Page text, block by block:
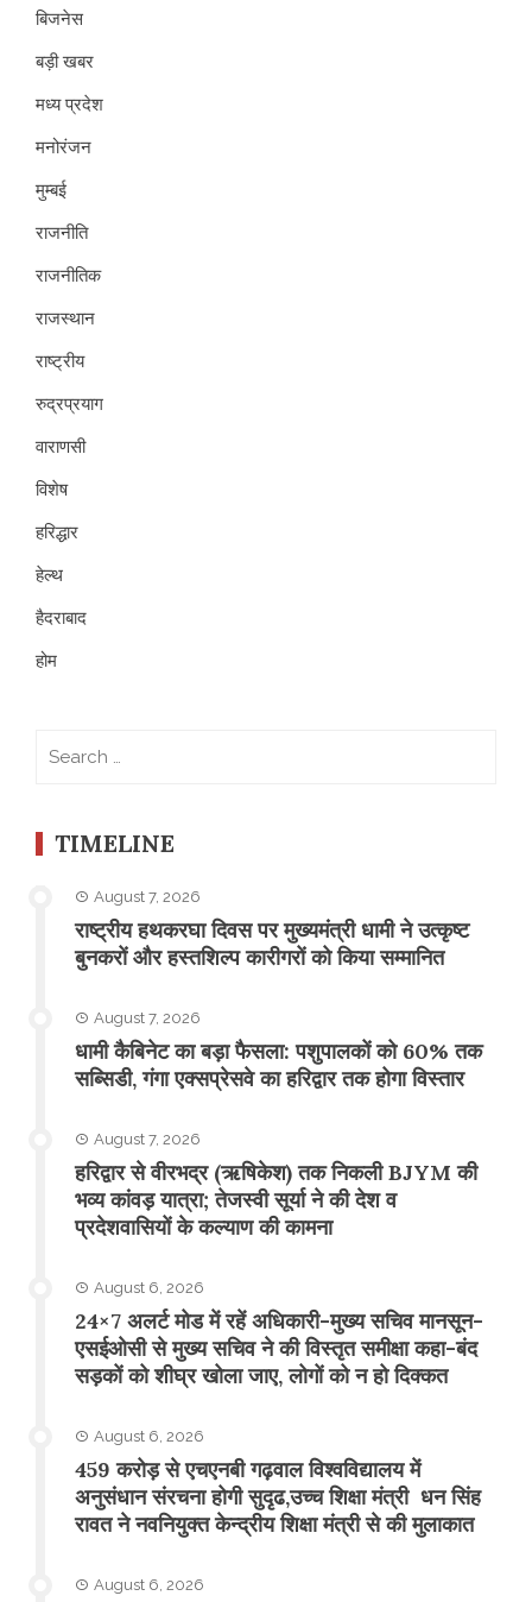
बिजनेस
बड़ी खबर
मध्य प्रदेश
मनोरंजन
मुम्बई
राजनीति
राजनीतिक
राजस्थान
राष्ट्रीय
रुद्रप्रयाग
वाराणसी
विशेष
हरिद्धार
हेल्थ
हैदराबाद
होम
TIMELINE
August 7, 2026
राष्ट्रीय हथकरघा दिवस पर मुख्यमंत्री धामी ने उत्कृष्ट
बुनकरों और हस्तशिल्प कारीगरों को किया सम्मानित
August 7, 2026
​धामी कैबिनेट का बड़ा फैसला: पशुपालकों को 60% तक
सब्सिडी, गंगा एक्सप्रेसवे का हरिद्वार तक होगा विस्तार
August 7, 2026
​हरिद्वार से वीरभद्र (ऋषिकेश) तक निकली BJYM की
भव्य कांवड़ यात्रा; तेजस्वी सूर्या ने की देश व
प्रदेशवासियों के कल्याण की कामना
August 6, 2026
24×7 अलर्ट मोड में रहें अधिकारी-मुख्य सचिव मानसून-
एसईओसी से मुख्य सचिव ने की विस्तृत समीक्षा कहा-बंद
सड़कों को शीघ्र खोला जाए, लोगों को न हो दिक्कत
August 6, 2026
459 करोड़ से एचएनबी गढ़वाल विश्वविद्यालय में
अनुसंधान संरचना होगी सुदृढ,उच्च शिक्षा मंत्री धन सिंह
रावत ने नवनियुक्त केन्द्रीय शिक्षा मंत्री से की मुलाकात
August 6, 2026